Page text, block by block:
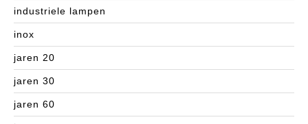
industriele lampen
inox
jaren 20
jaren 30
jaren 60